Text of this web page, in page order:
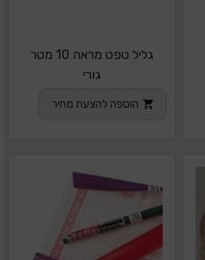
גליל טפט מראה 10 מטר
גורי
הוספה להצעת מחיר